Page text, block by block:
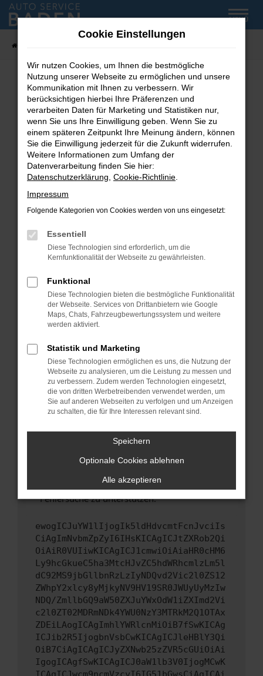
Zum
Hauptinhalt
MENÜ
Fehler: Network Error
Beim Laden ist ein Fehler aufgetreten.
Hier sind ein paar Tipps, die dir helfen können:
Überprüfe deine Firewall und deine
Internetverbindung.
Laden andere Webseiten, zum Beispiel deine
Suchmaschine?
Prüfe deine Browsererweiterungen.
können das Laden bestimmter Seiten
verhindern. Funktioniert die Seite in einem
Fenster?
Starte dein Gerät neu.
Das kann manchmal helfen, vorübergehende
Probleme zu beheben.
Betriebssystem auf dem neuesten Stand
sind.
Veraltete Software birgt nicht nur ein
Sicherheitsrisiko, sondern kann auch dazu
führen, dass bestimmte Funktionen nicht mehr
unterstützt werden.
Wende dich an den Webseitenbetreiber.
Wenn du alle oben genannten Schritte versucht
hast, kontaktiere uns bitte. Wir werden
uns diesen Text schicken, um uns bei der
Fehlersuche zu unterstützen:
ewogICJuYW1lIjogIk5ldHdvcmtFcnJvciIs
CiAgImNvbmZpZyI6IHsKICAgICJtZXRob2Qi
OiAiR0VUIiwKICAgICJ1cmwiOiAiaHR0cHM6
Ly9hcGkueC5ha3MtcHJvZC5hdWRhcmlzLm5l
dC92MS9jbGllbnRzLzIyNDQvd2Vic2l0ZS12
ZWhpY2xlcy8yMjkyNV9HV19SR0JWUyUyMzIw
NDQ/ZmllbGQ9aW50ZXJuYWxOdW1iZXImd2Vi
c2l0ZT02MDRmNDk4YWU0NzY3MTRkM2Q1OTAx
ZDEiLAogICAgImhlYWRlcnMiOiB7fSwKICAg
ICJib2R5IjogbnVsbCwKICAgICJleHBlY3Qi
OiB7CiAgICAgICJyZXNwb25zZVR5cGUiOiAi
IgogICAgfSwKICAgICJ0aW1lb3V0IjogMCwK
Cookie Einstellungen
Wir nutzen Cookies, um Ihnen die bestmögliche
Nutzung unserer Webseite zu ermöglichen und unsere
Kommunikation mit Ihnen zu verbessern. Wir
berücksichtigen hierbei Ihre Präferenzen und
verarbeiten Daten für Marketing und Statistiken nur,
wenn Sie uns Ihre Einwilligung geben. Wenn Sie zu
einem späteren Zeitpunkt Ihre Meinung ändern, können
Sie die Einwilligung jederzeit für die Zukunft widerrufen.
Weitere Informationen zum Umfang der
Datenverarbeitung finden Sie hier:
Datenschutzerklärung Cookie-Richtlinie
Impressum
Folgende Kategorien von Cookies werden von uns eingesetzt:
Essentiell
Diese Technologien sind erforderlich, um die
Kernfunktionalität der Webseite zu gewährleisten.
Funktional
Diese Technologien bieten die bestmögliche Funktionalität
der Webseite. Services von Drittanbietern wie Google
Maps, Chats, Fahrzeugbewertungssystem und weitere
werden aktiviert.
Statistik und Marketing
Diese Technologien ermöglichen es uns, die Nutzung der
Webseite zu analysieren, um die Leistung zu messen und
zu verbessern. Zudem werden Technologien eingesetzt,
die von dritten Werbetreibenden verwendet werden, um
Sie auf anderen Webseiten zu verfolgen und um Anzeigen
zu schalten, die für Ihre Interessen relevant sind.
Speichern
Optionale Cookies ablehnen
Alle akzeptieren